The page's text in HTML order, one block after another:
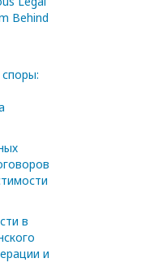
Behind
в
и